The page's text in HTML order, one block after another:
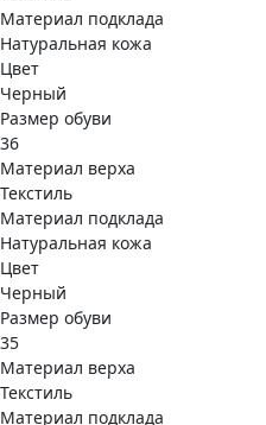
Материал подклада
Натуральная кожа
Цвет
Черный
Размер обуви
36
Материал верха
Текстиль
Материал подклада
Натуральная кожа
Цвет
Черный
Размер обуви
35
Материал верха
Текстиль
Материал подклада